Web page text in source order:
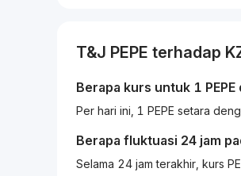
T&J PEPE terhadap
Berapa kurs untuk 1 PEPE
Per hari ini, 1 PEPE setara
Berapa fluktuasi 24 jam
Selama 24 jam terakhir, kurs